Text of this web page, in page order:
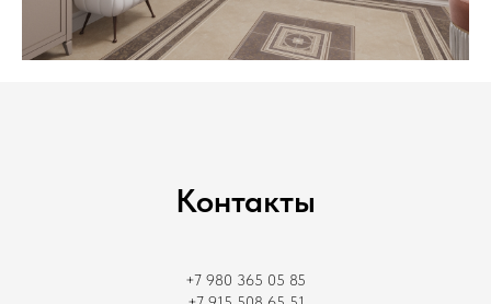
Контакты
+7 980 365 05 85